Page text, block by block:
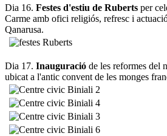
Dia 16. Festes d'estiu de Ruberts per
Carme amb ofici religiós, refresc i
Qanarusa.
Dia 17. Inauguració de les reformes del
ubicat a l'antic convent de les monges